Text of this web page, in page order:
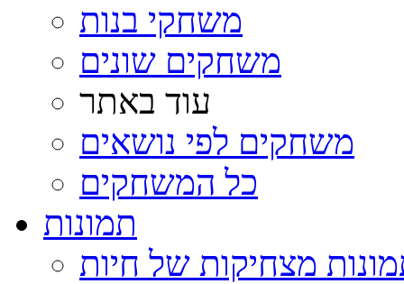
משחקי בנות
משחקים שונים
עוד באתר
משחקים לפי נושאים
כל המשחקים
תמונות
מצחיקות של חיות